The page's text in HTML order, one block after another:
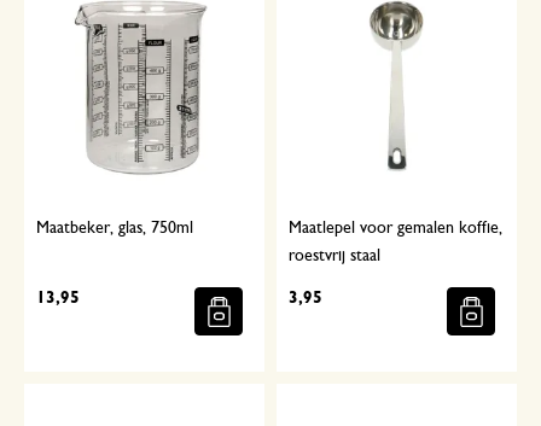
Maatbeker, glas, 750ml
13,95
Maatlepel voor gemalen koffie,
roestvrij staal
3,95